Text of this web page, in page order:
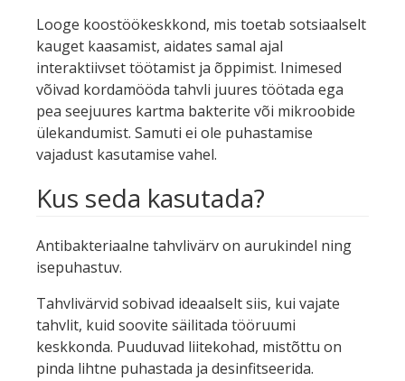
Looge koostöökeskkond, mis toetab sotsiaalselt
kauget kaasamist, aidates samal ajal
interaktiivset töötamist ja õppimist. Inimesed
võivad kordamööda tahvli juures töötada ega
pea seejuures kartma bakterite või mikroobide
ülekandumist. Samuti ei ole puhastamise
vajadust kasutamise vahel.
Kus seda kasutada?
Antibakteriaalne tahvlivärv on aurukindel ning
isepuhastuv.
Tahvlivärvid sobivad ideaalselt siis, kui vajate
tahvlit, kuid soovite säilitada tööruumi
keskkonda. Puuduvad liitekohad, mistõttu on
pinda lihtne puhastada ja desinfitseerida.